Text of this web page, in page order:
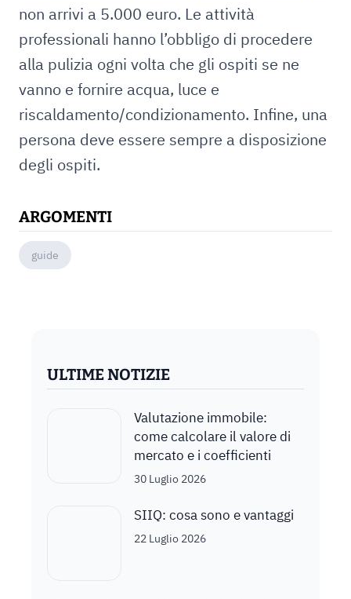
non arrivi a 5.000 euro. Le attività
professionali hanno l’obbligo di procedere
alla pulizia ogni volta che gli ospiti se ne
vanno e fornire acqua, luce e
riscaldamento/condizionamento. Infine, una
persona deve essere sempre a disposizione
degli ospiti.
ARGOMENTI
guide
ULTIME NOTIZIE
Valutazione immobile:
come calcolare il valore di
mercato e i coefficienti
30 Luglio 2026
SIIQ: cosa sono e vantaggi
22 Luglio 2026